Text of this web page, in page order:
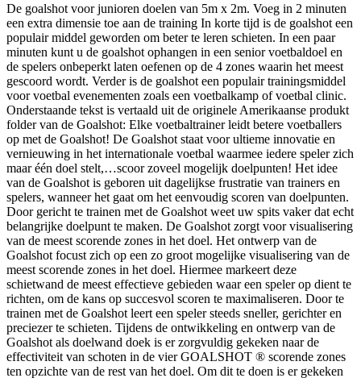
De goalshot voor junioren doelen van 5m x 2m. Voeg in 2 minuten
een extra dimensie toe aan de training In korte tijd is de goalshot een
populair middel geworden om beter te leren schieten. In een paar
minuten kunt u de goalshot ophangen in een senior voetbaldoel en
de spelers onbeperkt laten oefenen op de 4 zones waarin het meest
gescoord wordt. Verder is de goalshot een populair trainingsmiddel
voor voetbal evenementen zoals een voetbalkamp of voetbal clinic.
Onderstaande tekst is vertaald uit de originele Amerikaanse produkt
folder van de Goalshot: Elke voetbaltrainer leidt betere voetballers
op met de Goalshot! De Goalshot staat voor ultieme innovatie en
vernieuwing in het internationale voetbal waarmee iedere speler zich
maar één doel stelt,…scoor zoveel mogelijk doelpunten! Het idee
van de Goalshot is geboren uit dagelijkse frustratie van trainers en
spelers, wanneer het gaat om het eenvoudig scoren van doelpunten.
Door gericht te trainen met de Goalshot weet uw spits vaker dat echt
belangrijke doelpunt te maken. De Goalshot zorgt voor visualisering
van de meest scorende zones in het doel. Het ontwerp van de
Goalshot focust zich op een zo groot mogelijke visualisering van de
meest scorende zones in het doel. Hiermee markeert deze
schietwand de meest effectieve gebieden waar een speler op dient te
richten, om de kans op succesvol scoren te maximaliseren. Door te
trainen met de Goalshot leert een speler steeds sneller, gerichter en
preciezer te schieten. Tijdens de ontwikkeling en ontwerp van de
Goalshot als doelwand doek is er zorgvuldig gekeken naar de
effectiviteit van schoten in de vier GOALSHOT ® scorende zones
ten opzichte van de rest van het doel. Om dit te doen is er gekeken